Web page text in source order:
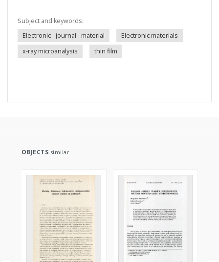
Subject and keywords:
Electronic - journal - material
Electronic materials
x-ray microanalysis
thin film
OBJECTS similar